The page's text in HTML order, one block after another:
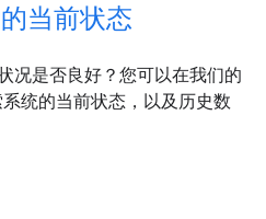
当前状态
况是否良好？您可以在我们的
统的当前状态，以及历史数